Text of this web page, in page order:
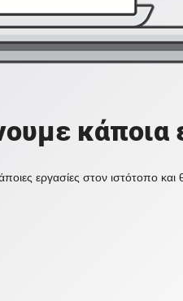
κάποια
εργασίες στον ιστότοπο